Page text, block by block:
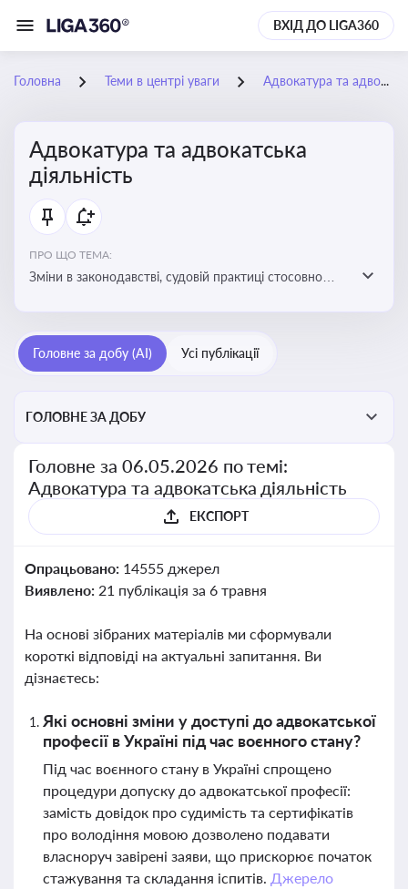
ВХІД ДО LIGA360
Головна Теми в центрі уваги Адвокатура та адвокатська діяльність
Адвокатура та адвокатська
діяльність
ПРО ЩО ТЕМА:
Зміни в законодавстві, судовій практиці стосовно
Головне за добу (AI) Усі публікації
ГОЛОВНЕ ЗА ДОБУ
Головне за 06.05.2026 по темі:
Адвокатура та адвокатська діяльність
ЕКСПОРТ
Опрацьовано: 14555 джерел
Виявлено: 21 публікація за 6 травня
На основі зібраних матеріалів ми сформували
короткі відповіді на актуальні запитання. Ви
дізнаєтесь:
Які основні зміни у доступі до адвокатської
професії в Україні під час воєнного стану?
Під час воєнного стану в Україні спрощено
процедури допуску до адвокатської професії:
замість довідок про судимість та сертифікатів
про володіння мовою дозволено подавати
власноруч завірені заяви, що прискорює початок
стажування та складання іспитів. Джерело